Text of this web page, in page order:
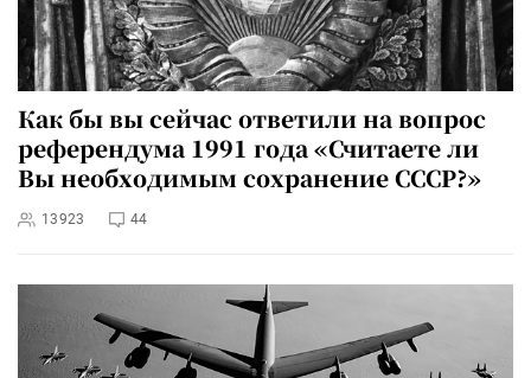
Как бы вы сейчас ответили на вопрос
референдума 1991 года «Считаете ли
Вы необходимым сохранение СССР?»
13923 44